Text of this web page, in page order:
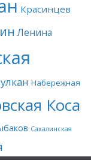
Красинцев
Ленина
Набережная
Коса
Сахалинская